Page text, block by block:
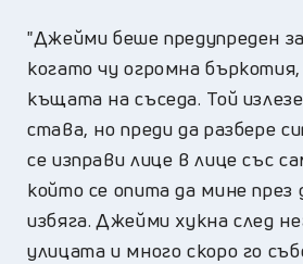
"Джейми беше предупреден
когато чу огромна
къщата на съседа. Той
става, но преди да разбере
се изправи лице в лице със
който се опита да мине през
избяга. Джейми хукна след
улицата и много скоро го